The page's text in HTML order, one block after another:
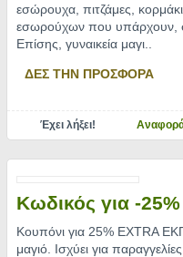
εσώρουχα, πιτζάμες,
εσωρούχων που υπάρχουν,
Επίσης, γυναικεία μαγι..
ΔΕΣ ΤΗΝ ΠΡΟΣΦΟΡΑ
Έχει λήξει!
Κωδικός για -
Κουπόνι για 25% EXTRA
μαγιό. Ισχύει για